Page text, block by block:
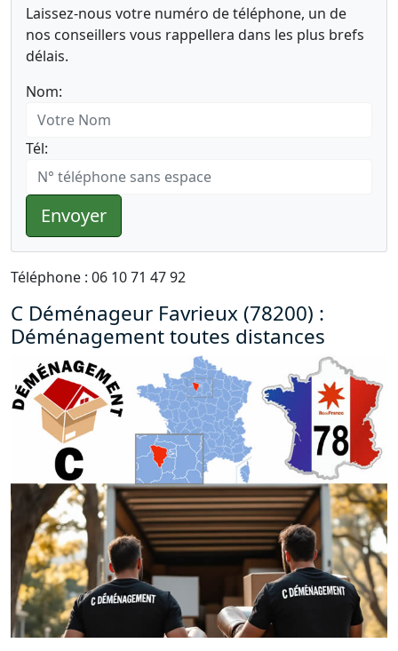
Laissez-nous votre numéro de téléphone, un de
nos conseillers vous rappellera dans les plus brefs
délais.
Nom:
Tél:
Envoyer
Téléphone : 06 10 71 47 92
C Déménageur Favrieux (78200) :
Déménagement toutes distances